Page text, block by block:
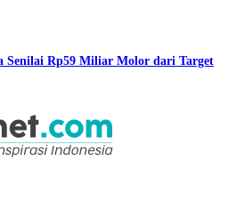
Senilai Rp59 Miliar Molor dari Target